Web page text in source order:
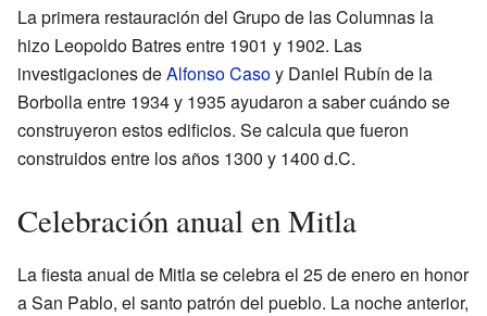
La primera restauración del Grupo de las Columnas la
hizo Leopoldo Batres entre 1901 y 1902. Las
investigaciones deAlfonso Casoy Daniel Rubín de la
Borbolla entre 1934 y 1935 ayudaron a saber cuándo se
construyeron estos edificios. Se calcula que fueron
construidos entre los años 1300 y 1400 d.C.
Celebración anual en Mitla
La fiesta anual de Mitla se celebra el 25 de enero en honor
a San Pablo, el santo patrón del pueblo. La noche anterior,